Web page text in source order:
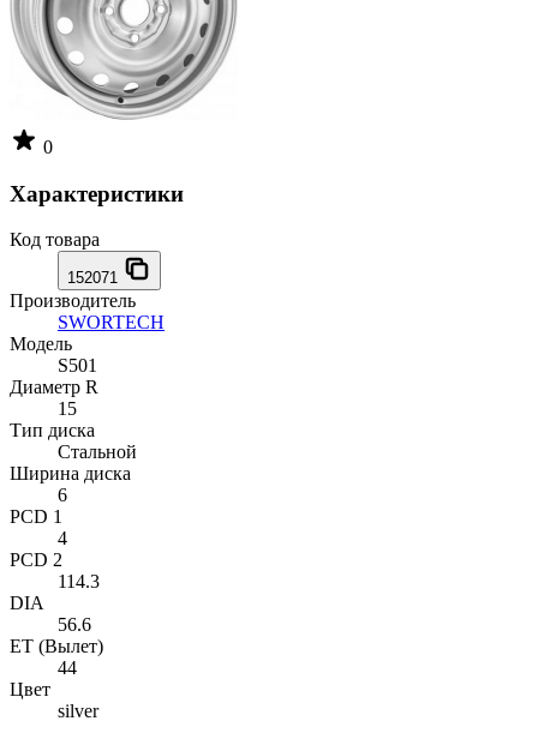
0
Характеристики
Код товара
152071
Производитель
SWORTECH
Модель
S501
Диаметр R
15
Тип диска
Стальной
Ширина диска
6
PCD 1
4
PCD 2
114.3
DIA
56.6
ET (Вылет)
44
Цвет
silver